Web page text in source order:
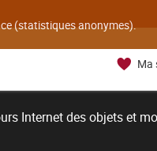
(statistiques anonymes).
Ma
Internet des objets et